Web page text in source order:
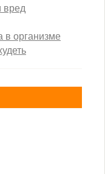
вред
в организме